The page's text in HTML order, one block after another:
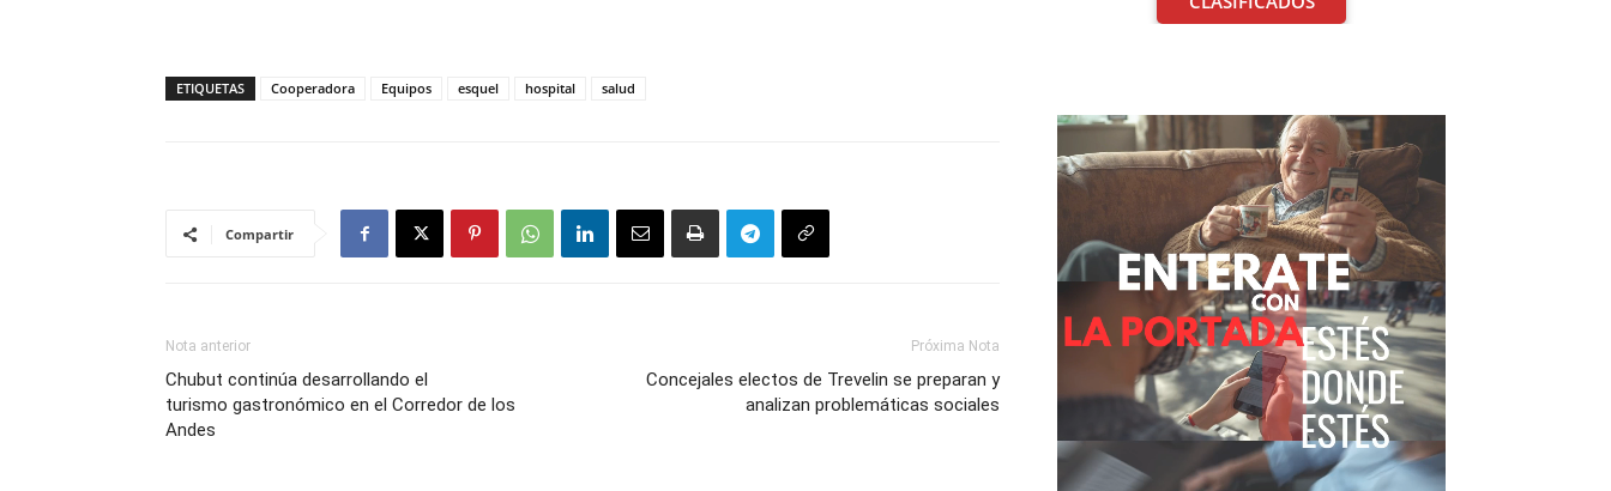
ETIQUETAS Cooperadora Equipos esquel hospital salud
Compartir
Nota anterior
Chubut continúa desarrollando el
turismo gastronómico en el Corredor de los
Andes
Próxima Nota
Concejales electos de Trevelin se preparan y
analizan problemáticas sociales